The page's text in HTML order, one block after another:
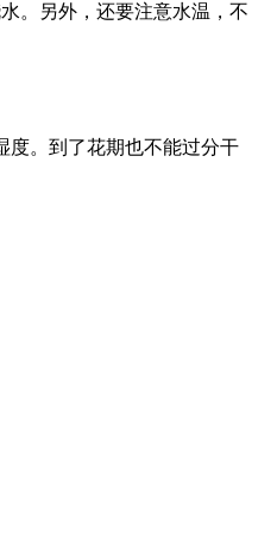
。另外，还要注意水温，不
度。到了花期也不能过分干